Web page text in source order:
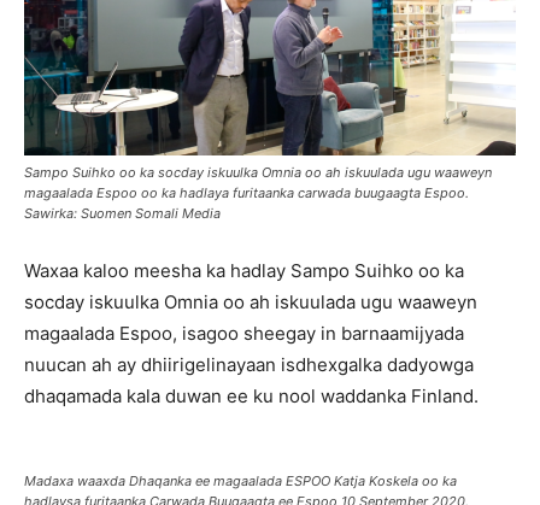
Sampo Suihko oo ka socday iskuulka Omnia oo ah iskuulada ugu waaweyn
magaalada Espoo oo ka hadlaya furitaanka carwada buugaagta Espoo.
Sawirka: Suomen Somali Media
Waxaa kaloo meesha ka hadlay Sampo Suihko oo ka
socday iskuulka Omnia oo ah iskuulada ugu waaweyn
magaalada Espoo, isagoo sheegay in barnaamijyada
nuucan ah ay dhiirigelinayaan isdhexgalka dadyowga
dhaqamada kala duwan ee ku nool waddanka Finland.
Madaxa waaxda Dhaqanka ee magaalada ESPOO Katja Koskela oo ka
hadlaysa furitaanka Carwada Buugaagta ee Espoo 10 September 2020.